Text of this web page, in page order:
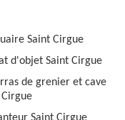
Saint Cirgue
d'objet Saint Cirgue
de grenier et cave
Saint Cirgue